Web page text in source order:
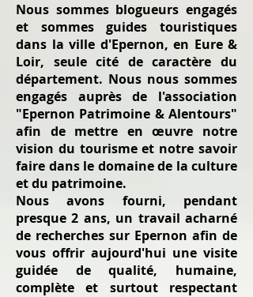
Nous sommes blogueurs engagés
et sommes guides touristiques
dans la ville d'Epernon, en Eure &
Loir, seule cité de caractère du
département. Nous nous sommes
engagés auprès de l'association
"Epernon Patrimoine & Alentours"
afin de mettre en œuvre notre
vision du tourisme et notre savoir
faire dans le domaine de la culture
et du patrimoine.
Nous avons fourni, pendant
presque 2 ans, un travail acharné
de recherches sur Epernon afin de
vous offrir aujourd'hui une visite
guidée de qualité, humaine,
complète et surtout respectant